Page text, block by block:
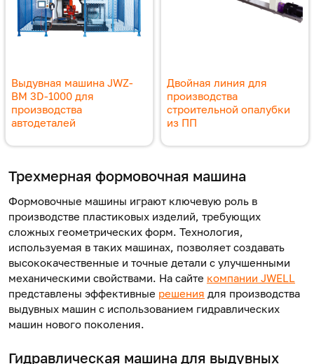
Выдувная машина JWZ-
BM 3D-1000 для
производства
автодеталей
Двойная линия для
производства
строительной опалубки
из ПП
Трехмерная формовочная машина
Формовочные машины играют ключевую роль в
производстве пластиковых изделий, требующих
сложных геометрических форм. Технология,
используемая в таких машинах, позволяет создавать
высококачественные и точные детали с улучшенными
механическими свойствами. На сайте компании JWELL
представлены эффективные решения для производства
выдувных машин с использованием гидравлических
машин нового поколения.
Гидравлическая машина для выдувных